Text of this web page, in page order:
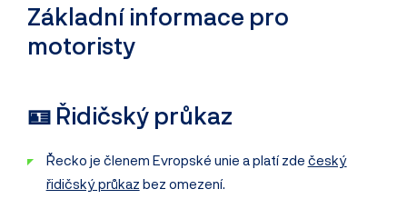
Základní informace pro
motoristy
🪪 Řidičský průkaz
Řecko je členem Evropské unie a platí zde český
řidičský průkaz bez omezení.